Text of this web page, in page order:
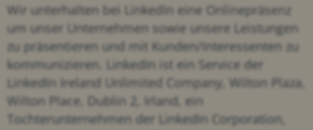
Wir unterhalten bei LinkedIn eine Onlinepräsenz
um unser Unternehmen sowie unsere Leistungen
zu präsentieren und mit Kunden/Interessenten zu
kommunizieren. LinkedIn ist ein Service der
LinkedIn Ireland Unlimited Company, Wilton Plaza,
Wilton Place, Dublin 2, Irland, ein
Tochterunternehmen der LinkedIn Corporation,